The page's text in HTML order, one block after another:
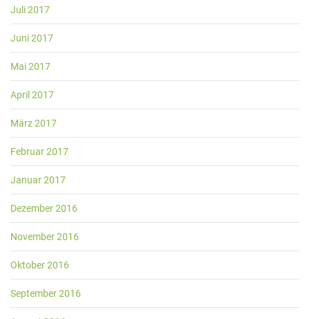
Juli 2017
Juni 2017
Mai 2017
April 2017
März 2017
Februar 2017
Januar 2017
Dezember 2016
November 2016
Oktober 2016
September 2016